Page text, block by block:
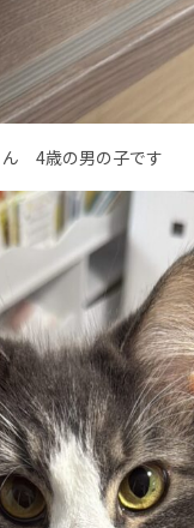
ん 4歳の男の子です